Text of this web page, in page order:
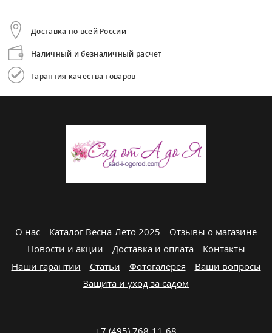
Доставка по всей России
Наличный и безналичный расчет
Гарантия качества товаров
О нас Каталог Весна-Лето 2025
Отзывы о магазине
Новости и акции
Доставка и оплата
Контакты
Наши гарантии
Статьи Фотогалерея
Ваши вопросы
Защита и уход за садом
+7 (495) 768-11-68